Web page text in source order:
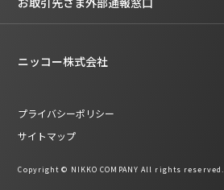
ニッコー株式会社
プライバシーポリシー
サイトマップ
Copyright © NIKKO COMPANY All rights reserved.